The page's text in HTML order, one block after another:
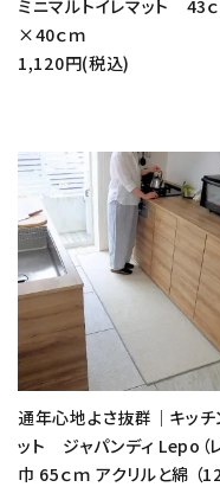
ミニマルトイレマット 43
×40ｃｍ
1,120円(税込)
通年心地よさ抜群｜キッチ
ット ジャパンディ Lepo（レ
巾 65ｃｍ アクリルと綿 （